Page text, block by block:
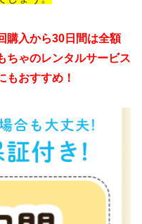
購入から30日間は全額
ちゃのレンタルサービス
もおすすめ！